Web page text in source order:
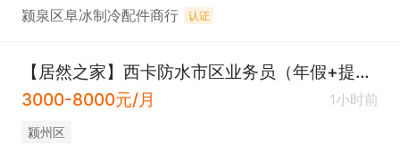
颍泉区阜冰制冷配件商行 认证
【居然之家】西卡防水市区业务员（年假+提成）
3000-8000元/月
1小时前
颍州区